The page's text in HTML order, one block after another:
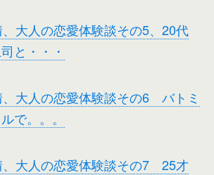
大人の恋愛体験談その5、20代
と・・・
大人の恋愛体験談その6 バトミ
で。。。
、大人の恋愛体験談その7 25才